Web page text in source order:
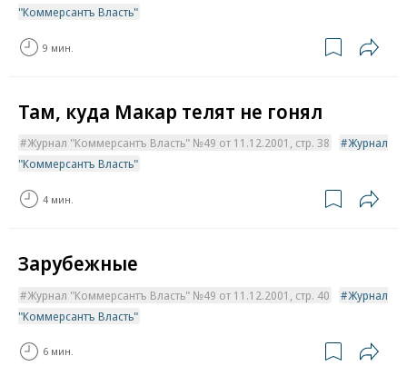
"Коммерсантъ Власть"
9 мин.
Там, куда Макар телят не гонял
Журнал "Коммерсантъ Власть" №49 от 11.12.2001, стр. 38
Журнал
"Коммерсантъ Власть"
4 мин.
Зарубежные
Журнал "Коммерсантъ Власть" №49 от 11.12.2001, стр. 40
Журнал
"Коммерсантъ Власть"
6 мин.